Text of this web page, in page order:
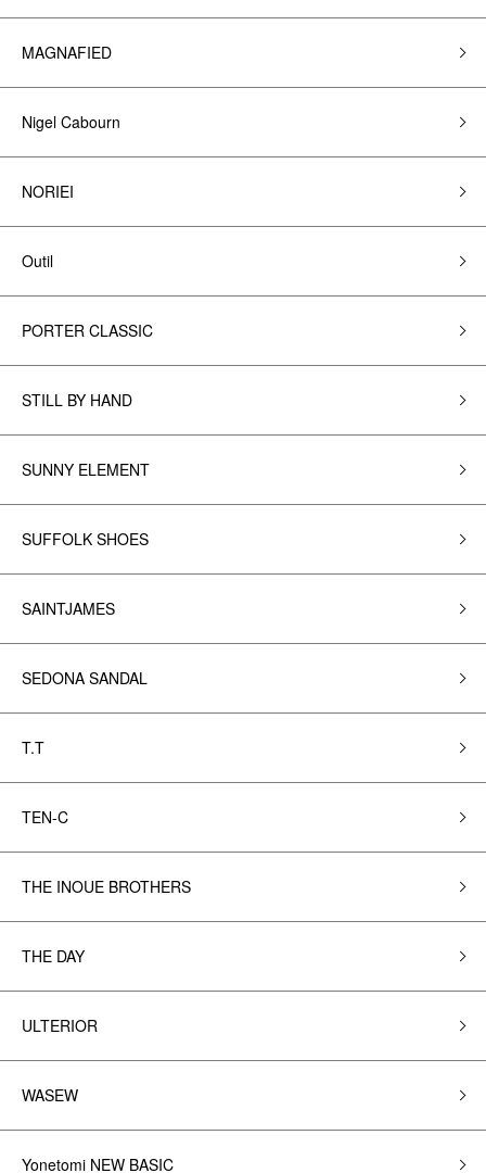
MAGNAFIED
Nigel Cabourn
NORIEI
Outil
PORTER CLASSIC
STILL BY HAND
SUNNY ELEMENT
SUFFOLK SHOES
SAINTJAMES
SEDONA SANDAL
T.T
TEN-C
THE INOUE BROTHERS
THE DAY
ULTERIOR
WASEW
Yonetomi NEW BASIC